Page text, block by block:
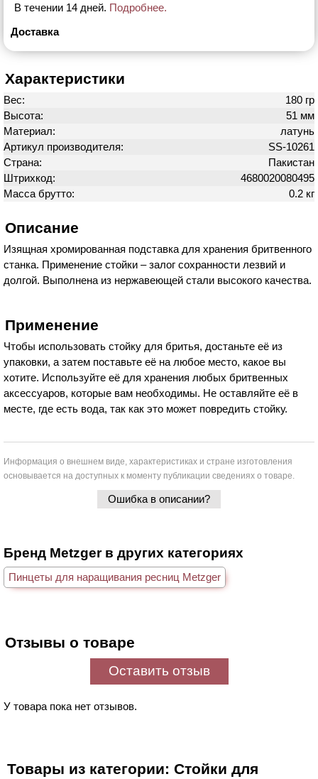
В течении 14 дней. Подробнее.
Доставка
Характеристики
Вес:
180 гр
Высота:
51 мм
Материал:
латунь
Артикул производителя:
SS-10261
Страна:
Пакистан
Штрихкод:
4680020080495
Масса брутто:
0.2 кг
Описание
Изящная хромированная подставка для хранения бритвенного
станка. Применение стойки – залог сохранности лезвий и
долгой. Выполнена из нержавеющей стали высокого качества.
Применение
Чтобы использовать стойку для бритья, достаньте её из
упаковки, а затем поставьте её на любое место, какое вы
хотите. Используйте её для хранения любых бритвенных
аксессуаров, которые вам необходимы. Не оставляйте её в
месте, где есть вода, так как это может повредить стойку.
Информация о внешнем виде, характеристиках и стране изготовления
основывается на доступных к моменту публикации сведениях о товаре.
Ошибка в описании?
Бренд Metzger в других категориях
Пинцеты для наращивания ресниц Metzger
Отзывы о товаре
Оставить отзыв
У товара пока нет отзывов.
Товары из категории: Стойки для